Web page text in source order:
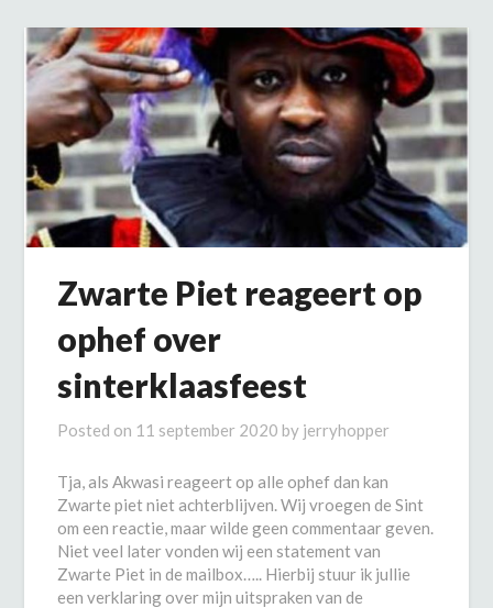
Zwarte Piet reageert op
ophef over
sinterklaasfeest
Posted on 11 september 2020 by jerryhopper
Tja, als Akwasi reageert op alle ophef dan kan
Zwarte piet niet achterblijven. Wij vroegen de Sint
om een reactie, maar wilde geen commentaar geven.
Niet veel later vonden wij een statement van
Zwarte Piet in de mailbox….. Hierbij stuur ik jullie
een verklaring over mijn uitspraken van de